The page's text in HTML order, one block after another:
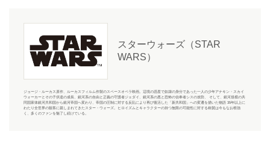
スターウォーズ（STAR
WARS）
ジョージ・ルーカス原作、ルーカスフィルム作製のスペースオペラ映画。辺境の惑星で奴隷の身分であった一人の少年アナキン・スカイ
ウォーカーとその子供達の成長、銀河系の自由と正義の守護者ジェダイ、銀河系の悪と恐怖の信奉者シスの攻防、 そして、銀河規模の共
同国家体銀河共和国から銀河帝国へ変わり、帝国の圧制に対する反乱により再び復活した「新共和国」への変遷を描いた物語 35年以上に
わたり全世界の観客に親しまれてきたスター・ウォーズ。ヒロイズムとキャラクターの持つ無限の可能性に対する称賛は今もなお根強
く、多くのファンを魅了し続けている。